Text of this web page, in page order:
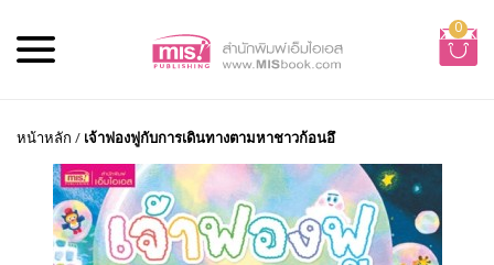
0
หน้าหลัก / เจ้าฟองฟูกับการเดินทางตามหาชาวก้อนอึ